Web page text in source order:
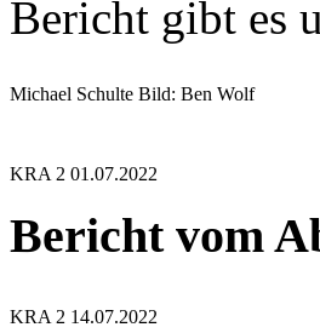
Bericht gibt es
Michael Schulte Bild: Ben Wolf
KRA 2 01.07.2022
Bericht vom
KRA 2 14.07.2022